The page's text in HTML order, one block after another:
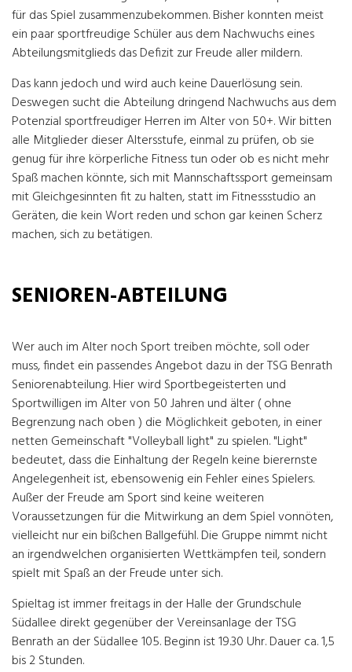
für das Spiel zusammenzubekommen. Bisher konnten meist
ein paar sportfreudige Schüler aus dem Nachwuchs eines
Abteilungsmitglieds das Defizit zur Freude aller mildern.
Das kann jedoch und wird auch keine Dauerlösung sein.
Deswegen sucht die Abteilung dringend Nachwuchs aus dem
Potenzial sportfreudiger Herren im Alter von 50+. Wir bitten
alle Mitglieder dieser Altersstufe, einmal zu prüfen, ob sie
genug für ihre körperliche Fitness tun oder ob es nicht mehr
Spaß machen könnte, sich mit Mannschaftssport gemeinsam
mit Gleichgesinnten fit zu halten, statt im Fitnessstudio an
Geräten, die kein Wort reden und schon gar keinen Scherz
machen, sich zu betätigen.
SENIOREN-ABTEILUNG
Wer auch im Alter noch Sport treiben möchte, soll oder
muss, findet ein passendes Angebot dazu in der TSG Benrath
Seniorenabteilung. Hier wird Sportbegeisterten und
Sportwilligen im Alter von 50 Jahren und älter ( ohne
Begrenzung nach oben ) die Möglichkeit geboten, in einer
netten Gemeinschaft "Volleyball light" zu spielen. "Light"
bedeutet, dass die Einhaltung der Regeln keine bierernste
Angelegenheit ist, ebensowenig ein Fehler eines Spielers.
Außer der Freude am Sport sind keine weiteren
Voraussetzungen für die Mitwirkung an dem Spiel vonnöten,
vielleicht nur ein bißchen Ballgefühl. Die Gruppe nimmt nicht
an irgendwelchen organisierten Wettkämpfen teil, sondern
spielt mit Spaß an der Freude unter sich.
Spieltag ist immer freitags in der Halle der Grundschule
Südallee direkt gegenüber der Vereinsanlage der TSG
Benrath an der Südallee 105. Beginn ist 19.30 Uhr. Dauer ca. 1,5
bis 2 Stunden.